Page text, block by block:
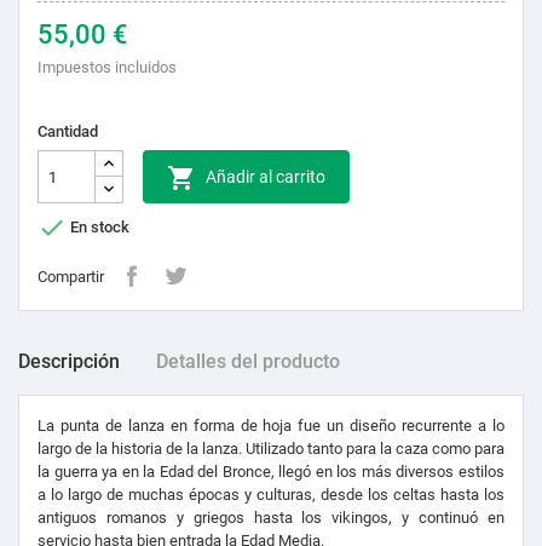
55,00 €
Impuestos incluidos
Cantidad
 Añadir al carrito
 En stock
Compartir
Descripción Detalles del producto
La punta de lanza en forma de hoja fue un diseño recurrente a lo
largo de la historia de la lanza. Utilizado tanto para la caza como para
la guerra ya en la Edad del Bronce, llegó en los más diversos estilos
a lo largo de muchas épocas y culturas, desde los celtas hasta los
antiguos romanos y griegos hasta los vikingos, y continuó en
servicio hasta bien entrada la Edad Media.